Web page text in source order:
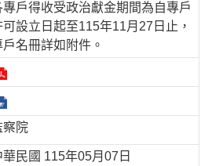
專戶得收受政治獻金期間為自專戶
可設立日起至115年11月27日止，
戶名冊詳如附件。
察院
華民國 115年05月07日